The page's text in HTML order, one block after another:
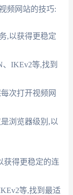
频网站的技巧:
,以获得更稳定
IKEv2等,找到
次打开视频网
浏览器级别,以
获得更稳定的连
等,找到最适